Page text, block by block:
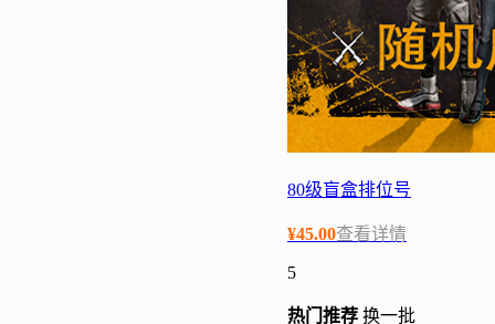
80级盲盒排位号
¥45.00查看详情
5
热门 推荐 换一批